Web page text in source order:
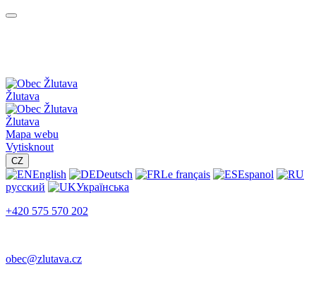
Žlutava
Žlutava
Mapa webu
Vytisknout
CZ
English Deutsch Le français
Espanol
русский
Українська
+420 575 570 202
obec@zlutava.cz